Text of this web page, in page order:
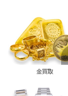
金買取